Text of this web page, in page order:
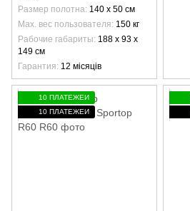
Размер полотна 140 х 50 см
Max. вес пользователя 150 кг
Рабочие габариты 188 х 93 х
149 см
Гарантия 12 місяців
10 ПЛАТЕЖЕЙ
10 ПЛАТЕЖЕЙ